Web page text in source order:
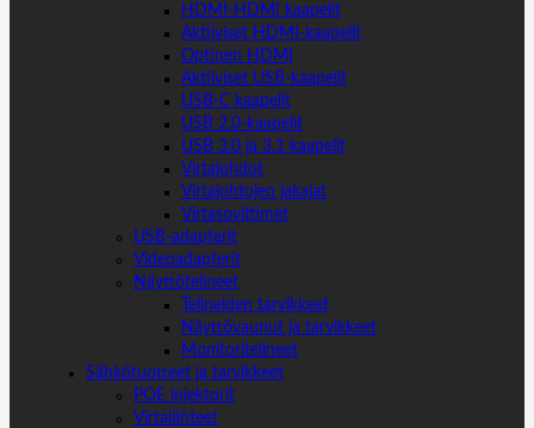
HDMI-HDMI kaapelit
Aktiiviset HDMI-kaapelit
Optinen HDMI
Aktiiviset USB-kaapelit
USB-C kaapelit
USB 2.0-kaapelit
USB 3.0 ja 3.1 kaapelit
Virtajohdot
Virtajohtojen jakajat
Virtasovittimet
USB-adapterit
Videoadapterit
Näyttötelineet
Telineiden tarvikkeet
Näyttövaunut ja tarvikkeet
Monitoritelineet
Sähkötuotteet ja tarvikkeet
POE injektorit
Virtalähteet